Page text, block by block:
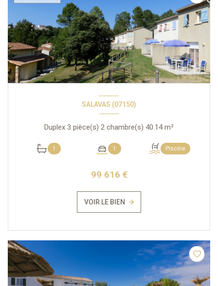
SALAVAS (07150)
Duplex 3 pièce(s) 2 chambre(s) 40.14 m²
1 1 Piscine
99 616 €
VOIR LE BIEN